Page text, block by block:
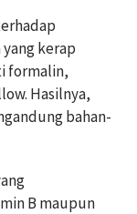
kerap
formalin,
Hasilnya,
bahan-
B maupun